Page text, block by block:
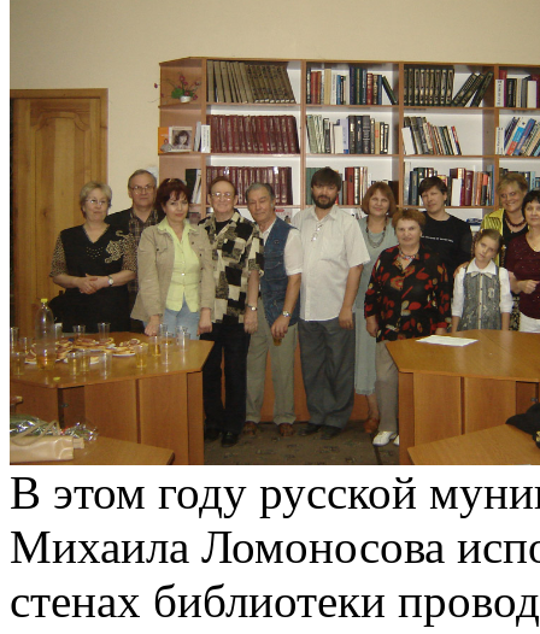
В этом году русской
Михаила Ломоносова
стенах библиотеки